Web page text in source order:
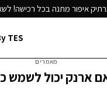
TES
מאמרים
ארנק יכול לשמש